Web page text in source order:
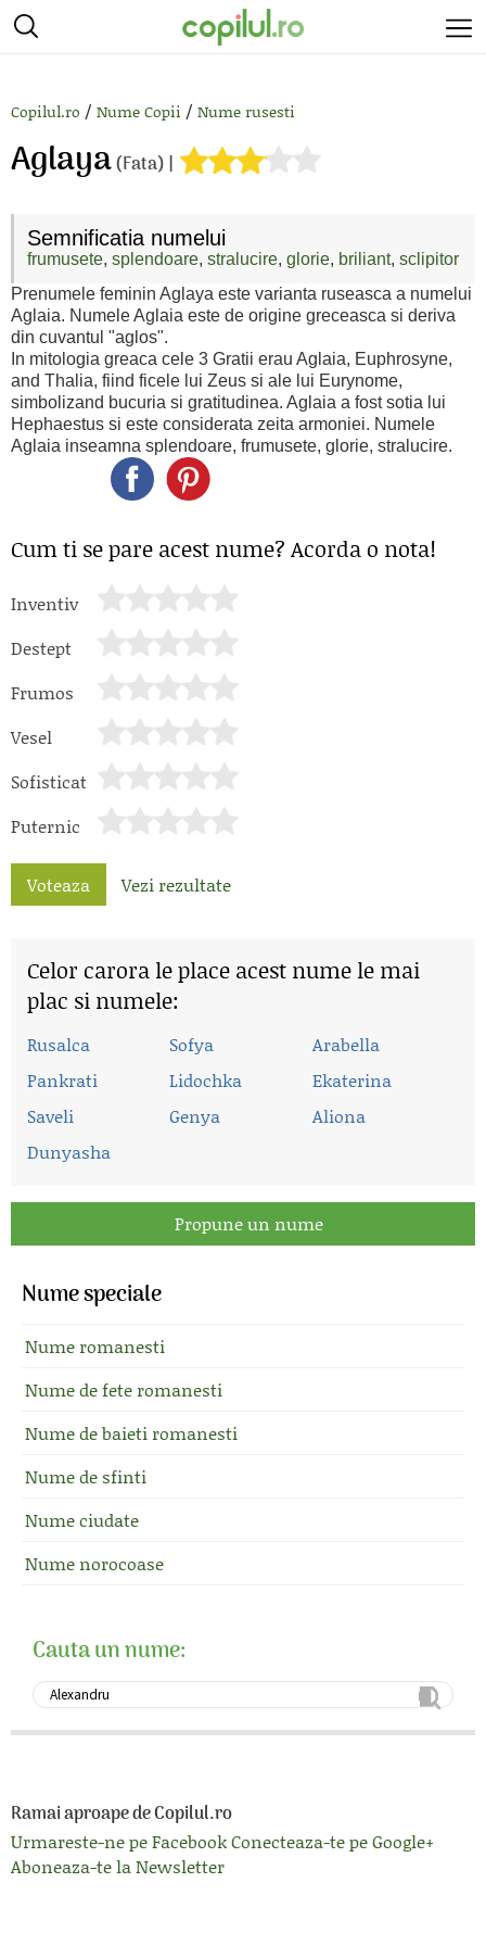
Copilul.ro / Nume Copii / Nume rusesti
Aglaya(Fata) |
Semnificatia numelui
frumusete, splendoare, stralucire, glorie, briliant, sclipitor
Prenumele feminin Aglaya este varianta ruseasca a numelui
Aglaia. Numele Aglaia este de origine greceasca si deriva
din cuvantul "aglos".
In mitologia greaca cele 3 Gratii erau Aglaia, Euphrosyne,
and Thalia, fiind ficele lui Zeus si ale lui Eurynome,
simbolizand bucuria si gratitudinea. Aglaia a fost sotia lui
Hephaestus si este considerata zeita armoniei. Numele
Aglaia inseamna splendoare, frumusete, glorie, stralucire.
Cum ti se pare acest nume? Acorda o nota!
Inventiv
Destept
Frumos
Vesel
Sofisticat
Puternic
Voteaza Vezi rezultate
Celor carora le place acest nume le mai
plac si numele:
Rusalca Sofya
Arabella
Pankrati
Lidochka
Ekaterina
Saveli
Genya
Aliona
Dunyasha
Propune un nume
Nume speciale
Nume romanesti
Nume de fete romanesti
Nume de baieti romanesti
Nume de sfinti
Nume ciudate
Nume norocoase
Cauta un nume:
Ramai aproape de Copilul.ro
Urmareste-ne pe FacebookConecteaza-te pe Google+
Aboneaza-te la Newsletter